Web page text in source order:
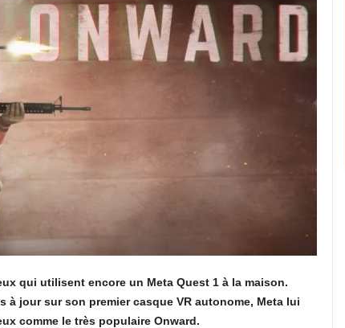
qui utilisent encore un Meta Quest 1 à la maison.
à jour sur son premier casque VR autonome, Meta lui
comme le très populaire Onward.